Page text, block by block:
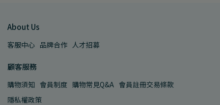
About Us
客服中心 品牌合作 人才招募
顧客服務
購物須知 會員制度 購物常見Q&A 會員註冊交易條款
隱私權政策